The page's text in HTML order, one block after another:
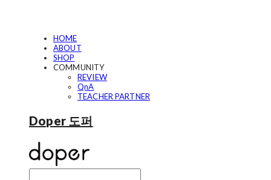
HOME
ABOUT
SHOP
COMMUNITY
REVIEW
QnA
TEACHER PARTNER
Doper 도퍼